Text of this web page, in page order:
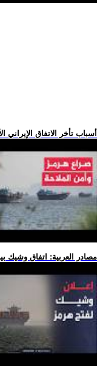
.. أسباب تأخر الاتفاق
.. مصادر العربية: اتفاق وشيك بين